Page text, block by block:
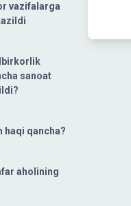
vazifalarga
sanoat
haqi qancha?
aholining